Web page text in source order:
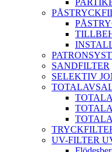
SANDFILTER
SELEKTIV
UV-FILTER